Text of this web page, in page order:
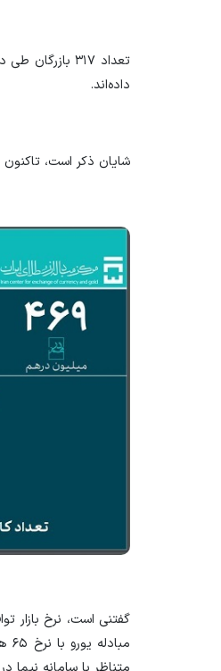
تعداد ۳۱۷
داده‌اند.
شایان ذکر است، تاکنون ۲۱ بانک به عنوان کارگزار اقدام به ثبت سفارش و معامله کرده است.